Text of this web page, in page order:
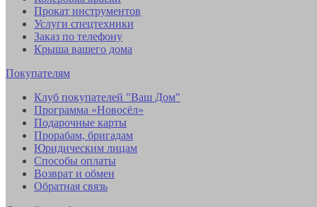
Прокат инструментов
Услуги спецтехники
Заказ по телефону
Крыша вашего дома
Покупателям
Клуб покупателей "Ваш Дом"
Программа «Новосёл»
Подарочные карты
Прорабам, бригадам
Юридическим лицам
Способы оплаты
Возврат и обмен
Обратная связь